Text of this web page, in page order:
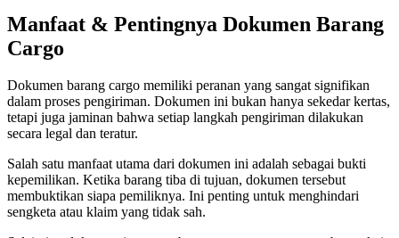
Manfaat & Pentingnya Dokumen Barang
Cargo
Dokumen barang cargo memiliki peranan yang sangat signifikan
dalam proses pengiriman. Dokumen ini bukan hanya sekedar kertas,
tetapi juga jaminan bahwa setiap langkah pengiriman dilakukan
secara legal dan teratur.
Salah satu manfaat utama dari dokumen ini adalah sebagai bukti
kepemilikan. Ketika barang tiba di tujuan, dokumen tersebut
membuktikan siapa pemiliknya. Ini penting untuk menghindari
sengketa atau klaim yang tidak sah.